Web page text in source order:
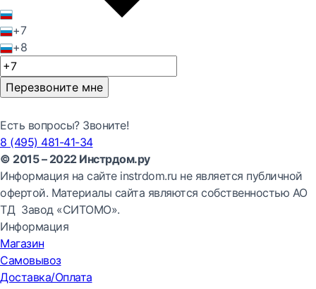
+7
+8
Перезвоните мне
Есть вопросы? Звоните!
8 (495) 481-41-34
© 2015 – 2022 Инстрдом.ру
Информация на сайте instrdom.ru не является публичной
офертой. Материалы сайта являются собственностью АО
ТД Завод «СИТОМО».
Информация
Магазин
Самовывоз
Доставка/Оплата